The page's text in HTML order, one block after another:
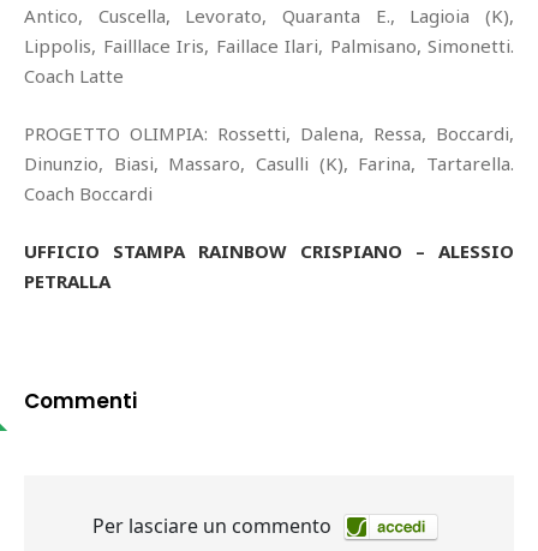
Antico, Cuscella, Levorato, Quaranta E., Lagioia (K),
Lippolis, Failllace Iris, Faillace Ilari, Palmisano, Simonetti.
Coach Latte
PROGETTO OLIMPIA: Rossetti, Dalena, Ressa, Boccardi,
Dinunzio, Biasi, Massaro, Casulli (K), Farina, Tartarella.
Coach Boccardi
UFFICIO STAMPA RAINBOW CRISPIANO – ALESSIO
PETRALLA
Commenti